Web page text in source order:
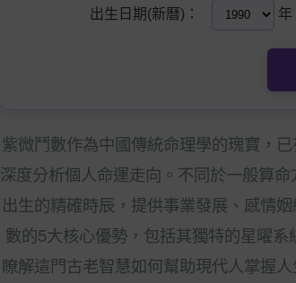
出生日期(新曆)： 年
紫微鬥數作為中國傳統命理學的瑰寶，
深度分析個人命運走向。不同於一般算
出生的精確時辰，提供事業發展、感情
數的5大核心優勢，包括其獨特的星曜
瞭解這門古老智慧如何幫助現代人掌握